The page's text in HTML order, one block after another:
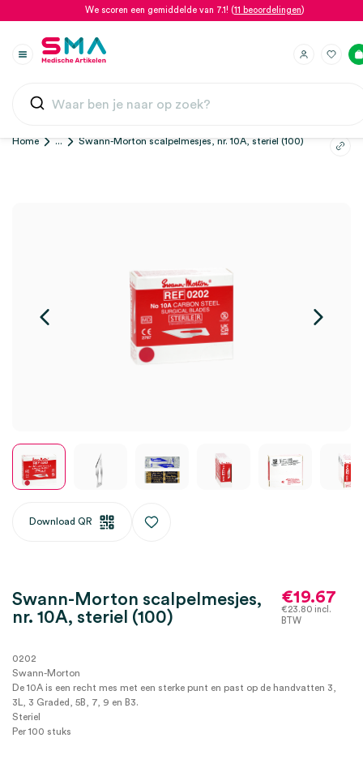
We scoren een gemiddelde van 7.1! (11 beoordelingen)
Home ... Swann-Morton scalpelmesjes, nr. 10A, steriel (100)
Download QR
Swann-Morton scalpelmesjes,
nr. 10A, steriel (100)
€19.67
€23.80incl.
BTW
0202
Swann-Morton
De 10A is een recht mes met een sterke punt en past op de handvatten 3,
3L, 3 Graded, 5B, 7, 9 en B3.
Steriel
Per 100 stuks